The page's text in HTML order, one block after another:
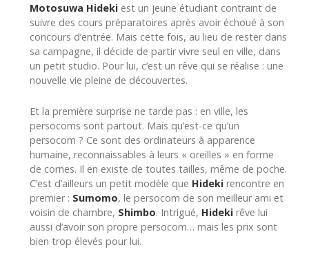
Motosuwa Hideki est un jeune étudiant contraint de
suivre des cours préparatoires après avoir échoué à son
concours d’entrée. Mais cette fois, au lieu de rester dans
sa campagne, il décide de partir vivre seul en ville, dans
un petit studio. Pour lui, c’est un rêve qui se réalise : une
nouvelle vie pleine de découvertes.
Et la première surprise ne tarde pas : en ville, les
persocoms sont partout. Mais qu’est-ce qu’un
persocom ? Ce sont des ordinateurs à apparence
humaine, reconnaissables à leurs « oreilles » en forme
de cornes. Il en existe de toutes tailles, même de poche.
C’est d’ailleurs un petit modèle que Hideki rencontre en
premier : Sumomo, le persocom de son meilleur ami et
voisin de chambre, Shimbo. Intrigué, Hideki rêve lui
aussi d’avoir son propre persocom… mais les prix sont
bien trop élevés pour lui.